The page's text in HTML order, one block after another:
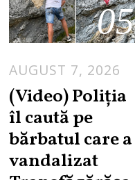
05
AUGUST 7, 2026
U
G
S
(Video) Poliția
îl caută pe
bărbatul care a
vandalizat